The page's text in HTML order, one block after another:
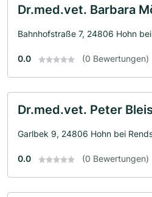
Dr.med.vet. Barbara
Bahnhofstraße 7, 24806 Hohn
0.0 (0 Bewertungen)
Dr.med.vet. Peter
Garlbek 9, 24806 Hohn bei
0.0 (0 Bewertungen)